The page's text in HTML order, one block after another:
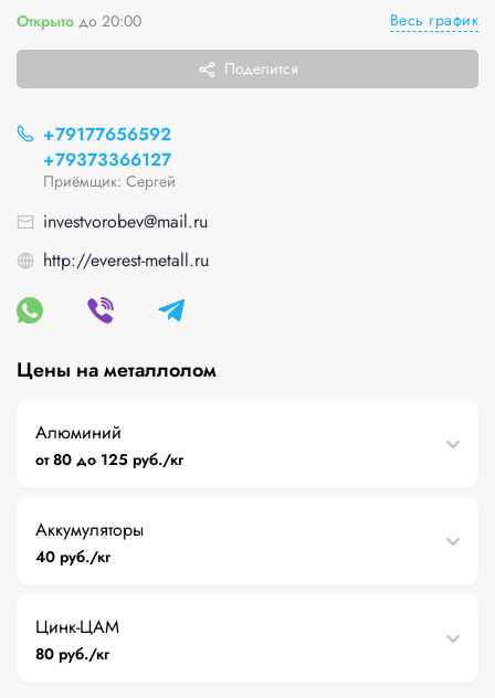
Открыто до 20:00 Весь график
Поделится
+79177656592
+79373366127
Приёмщик: Сергей
investvorobev@mail.ru
http://everest-metall.ru
Цены на металлолом
Алюминий
от 80 до 125 руб./кг
Аккумуляторы
40 руб./кг
Цинк-ЦАМ
80 руб./кг